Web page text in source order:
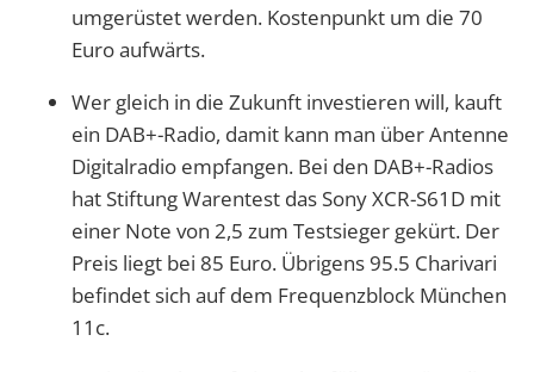
umgerüstet werden. Kostenpunkt um die 70
Euro aufwärts.
Wer gleich in die Zukunft investieren will, kauft
ein DAB+-Radio, damit kann man über Antenne
Digitalradio empfangen. Bei den DAB+-Radios
hat Stiftung Warentest das Sony XCR-S61D mit
einer Note von 2,5 zum Testsieger gekürt. Der
Preis liegt bei 85 Euro. Übrigens 95.5 Charivari
befindet sich auf dem Frequenzblock München
11c.